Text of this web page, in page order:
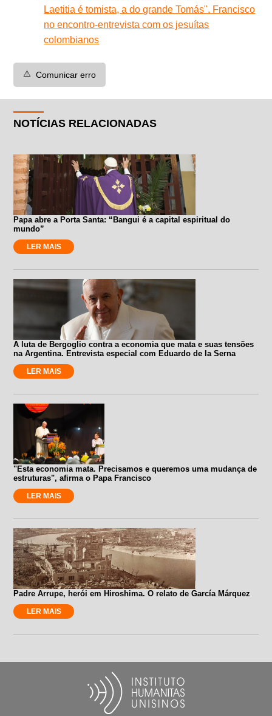
Laetitia é tomista, a do grande Tomás". Francisco
no encontro-entrevista com os jesuítas
colombianos
⚠️ Comunicar erro
NOTÍCIAS RELACIONADAS
Papa abre a Porta Santa: “Bangui é a capital espiritual do
mundo”
LER MAIS
A luta de Bergoglio contra a economia que mata e suas tensões
na Argentina. Entrevista especial com Eduardo de la Serna
LER MAIS
"Esta economia mata. Precisamos e queremos uma mudança de
estruturas", afirma o Papa Francisco
LER MAIS
Padre Arrupe, herói em Hiroshima. O relato de García Márquez
LER MAIS